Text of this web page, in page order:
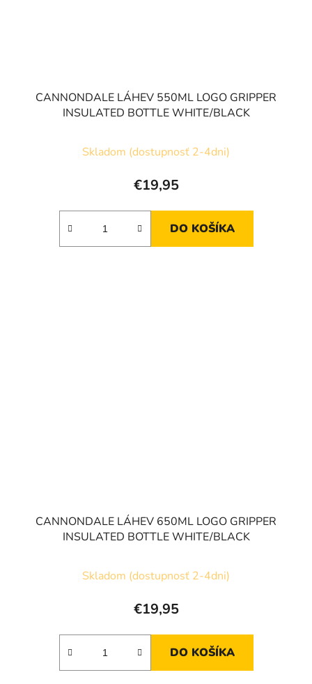
CANNONDALE LÁHEV 550ML LOGO GRIPPER
INSULATED BOTTLE WHITE/BLACK
Skladom (dostupnosť 2-4dni)
€19,95
DO KOŠÍKA
CANNONDALE LÁHEV 650ML LOGO GRIPPER
INSULATED BOTTLE WHITE/BLACK
Skladom (dostupnosť 2-4dni)
€19,95
DO KOŠÍKA